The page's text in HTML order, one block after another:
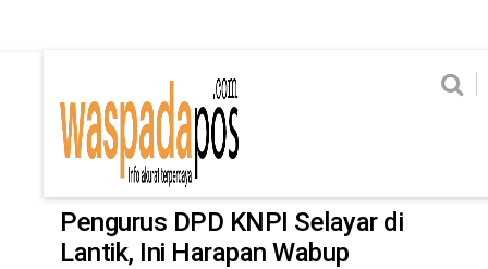
Home News
Ekonomi Hukum & Kriminal
Politik Metro
Hiburan Pendidikan
Home News Ekonomi Hukum & Kriminal
News
Pengurus DPD KNPI Selayar di
Lantik, Ini Harapan Wabup